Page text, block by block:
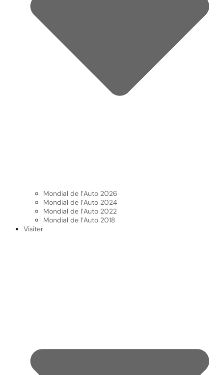
Mondial de l’Auto 2026
Mondial de l’Auto 2024
Mondial de l’Auto 2022
Mondial de l’Auto 2018
Visiter